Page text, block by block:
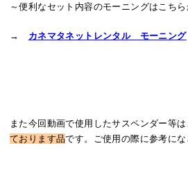
～便利なセット内容のモーニングはこち
→ カネマタネットレンタル モーニング
また今回動画で使用したサスペンダー等は
ております品です。ご使用の際に参考にな